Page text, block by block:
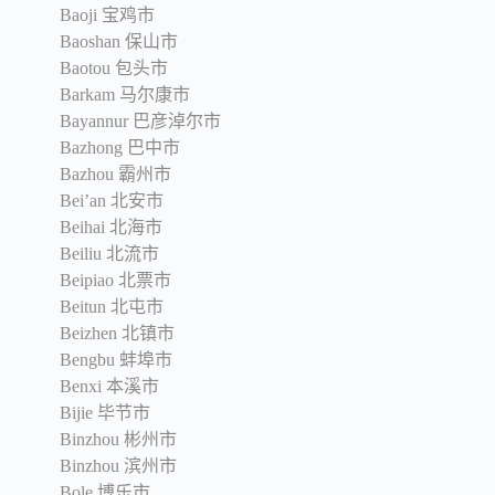
Baoji 宝鸡市
Baoshan 保山市
Baotou 包头市
Barkam 马尔康市
Bayannur 巴彦淖尔市
Bazhong 巴中市
Bazhou 霸州市
Bei’an 北安市
Beihai 北海市
Beiliu 北流市
Beipiao 北票市
Beitun 北屯市
Beizhen 北镇市
Bengbu 蚌埠市
Benxi 本溪市
Bijie 毕节市
Binzhou 彬州市
Binzhou 滨州市